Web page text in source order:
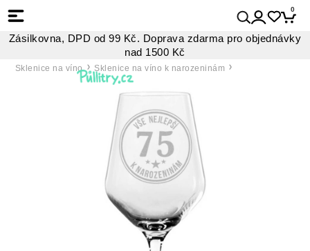
0
Zásilkovna, DPD od 99 Kč. Doprava zdarma pro objednávky
nad 1500 Kč
Sklenice na víno Sklenice na víno k narozeninám